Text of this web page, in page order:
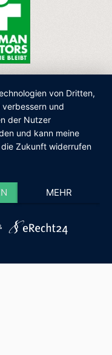
SHOP
von Dritten,
und
der Nutzer
und kann meine
Zukunft widerrufen
MEHR